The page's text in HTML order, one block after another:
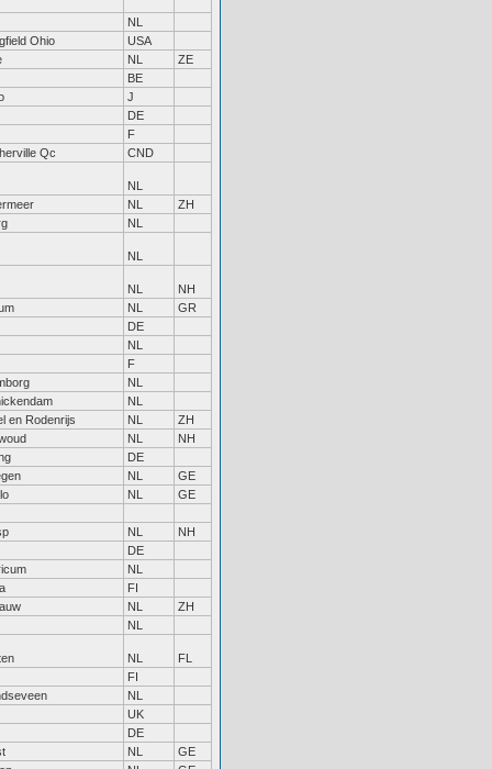
NL
Ohio
USA
NL
ZE
BE
J
DE
F
Qc
CND
NL
NL
ZH
NL
NL
NL
NH
NL
GR
DE
NL
F
NL
NL
en Rodenrijs
NL
ZH
NL
NH
DE
NL
GE
NL GE
NL
NH
DE
NL
FI
NL
ZH
NL
NL
FL
FI
NL
UK
DE
NL
GE